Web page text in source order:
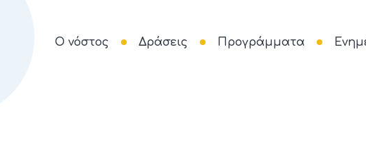
Ο νόστος Δράσεις Προγράμματα